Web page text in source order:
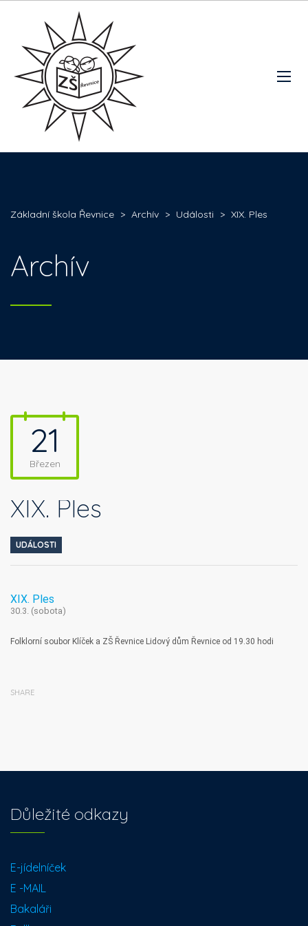
Základní škola Řevnice > Archív > Události > XIX. Ples
Archív
21
Březen
XIX. Ples
UDÁLOSTI
XIX. Ples
30.3. (sobota)
Folklorní soubor Klíček a ZŠ Řevnice Lidový dům Řevnice od 19.30 hodi
SHARE
Důležité odkazy
E-jídelníček
E -MAIL
Bakaláři